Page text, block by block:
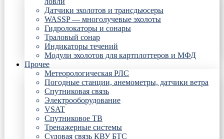
Датчики эхолотов и трансдьюсеры
WASSP — многолучевые эхолоты
Гидролокаторы и сонары
Траловый сонар
Индикаторы течений
Модули эхолотов для картплоттеров и МФД
Прочее
Метеорологическая РЛС
Погодные станции, анемометры, датчики ветра
Спутниковая связь
Электрооборудование
VSAT
Спутниковое ТВ
Тренажерные системы
Судовая связь КВУ БТС